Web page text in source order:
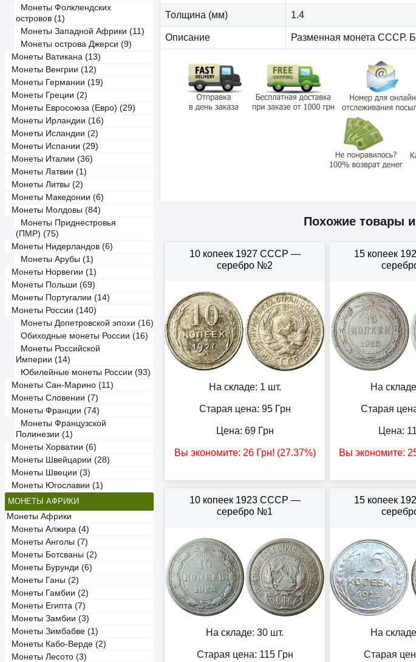
Монеты Фолклендских
островов (1)
Монеты Западной Африки (11)
Монеты острова Джерси (9)
Монеты Ватикана (13)
Монеты Венгрии (12)
Монеты Германии (19)
Монеты Греции (2)
Монеты Евросоюза (Евро) (29)
Монеты Ирландии (16)
Монеты Исландии (2)
Монеты Испании (29)
Монеты Италии (36)
Монеты Латвии (1)
Монеты Литвы (2)
Монеты Македонии (6)
Монеты Молдовы (84)
Монеты Приднестровья
(ПМР) (75)
Монеты Нидерландов (6)
Монеты Арубы (1)
Монеты Норвегии (1)
Монеты Польши (69)
Монеты Португалии (14)
Монеты России (140)
Монеты Допетровской эпохи (16)
Обиходные монеты России (16)
Монеты Российской
Империи (14)
Юбилейные монеты России (93)
Монеты Сан-Марино (11)
Монеты Словении (7)
Монеты Франции (74)
Монеты Французской
Полинезии (1)
Монеты Хорватии (6)
Монеты Швейцарии (28)
Монеты Швеции (3)
Монеты Югославии (1)
МОНЕТЫ АФРИКИ
Монеты Африки
Монеты Алжира (4)
Монеты Анголы (7)
Монеты Ботсваны (2)
Монеты Бурунди (6)
Монеты Ганы (2)
Монеты Гамбии (2)
Монеты Египта (7)
Монеты Замбии (3)
Монеты Зимбабве (1)
Монеты Кабо-Верде (2)
Монеты Лесото (3)
Толщина (мм) 1.4
Описание Разменная монета СССР.
Похожие товары
10 копеек 1927 СССР —
серебро №2
На складе: 1 шт.
Старая цена: 95Грн
Цена: 69Грн
Вы экономите: 26Грн! (27.37%)
15 копеек
На
Старая
Цена:
Вы экономите:
10 копеек 1923 СССР —
серебро №1
На складе: 30 шт.
Старая цена: 115Грн
15 копеек
На
Старая